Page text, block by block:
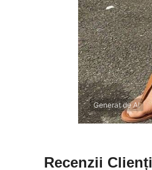
Generat de AI
Recenzii Clienți